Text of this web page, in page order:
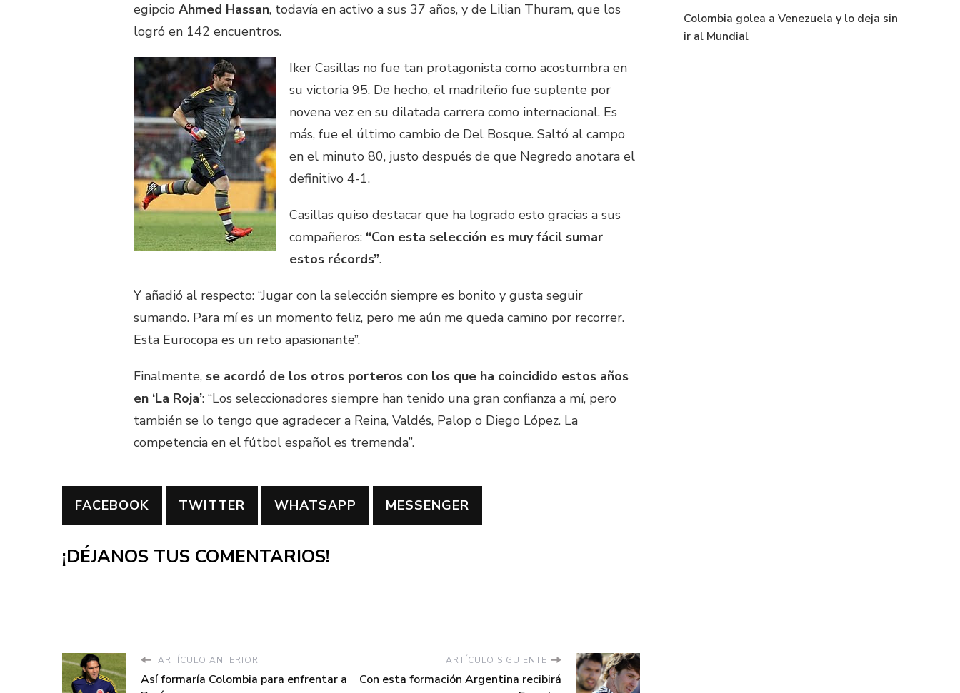
egipcio Ahmed Hassan, todavía en activo a sus 37 años, y de Lilian Thuram, que los
logró en 142 encuentros.
Iker Casillas no fue tan protagonista como acostumbra en
su victoria 95. De hecho, el madrileño fue suplente por
novena vez en su dilatada carrera como internacional. Es
más, fue el último cambio de Del Bosque. Saltó al campo
en el minuto 80, justo después de que Negredo anotara el
definitivo 4-1.
Casillas quiso destacar que ha logrado esto gracias a sus
compañeros: “Con esta selección es muy fácil sumar
estos récords”.
Y añadió al respecto: “Jugar con la selección siempre es bonito y gusta seguir
sumando. Para mí es un momento feliz, pero me aún me queda camino por recorrer.
Esta Eurocopa es un reto apasionante”.
Finalmente, se acordó de los otros porteros con los que ha coincidido estos años
en ‘La Roja’: “Los seleccionadores siempre han tenido una gran confianza a mí, pero
también se lo tengo que agradecer a Reina, Valdés, Palop o Diego López. La
competencia en el fútbol español es tremenda”.
FACEBOOK TWITTER WHATSAPP MESSENGER
¡DÉJANOS TUS COMENTARIOS!
ARTÍCULO ANTERIOR
Así formaría Colombia para enfrentar a
ARTÍCULO SIGUIENTE
Con esta formación Argentina recibirá
Colombia golea a Venezuela y lo deja sin
ir al Mundial